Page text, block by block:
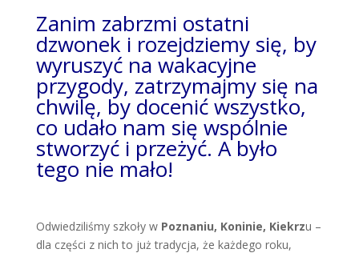
Zanim zabrzmi ostatni
dzwonek i rozejdziemy się, by
wyruszyć na wakacyjne
przygody, zatrzymajmy się na
chwilę, by docenić wszystko,
co udało nam się wspólnie
stworzyć i przeżyć. A było
tego nie mało!
Odwiedziliśmy szkoły wPoznaniu, Koninie, Kiekrzu –
dla części z nich to już tradycja, że każdego roku,